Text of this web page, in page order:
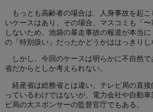
もっとも高齢者の場合は、人身事故を起こ
いケースはあり、その場合、マスコミも「
しないため、池袋の暴走事故の報道が本当に
の「特別扱い」だったかどうかははっきりし
しかし、今回のケースは明らかに不自然で
省だからとしか考えられない。
経産省は総務省とは違い、テレビ局の直接
っているわけではないが、電力会社や自動
ビ局の大スポンサーの監督官庁でもある。